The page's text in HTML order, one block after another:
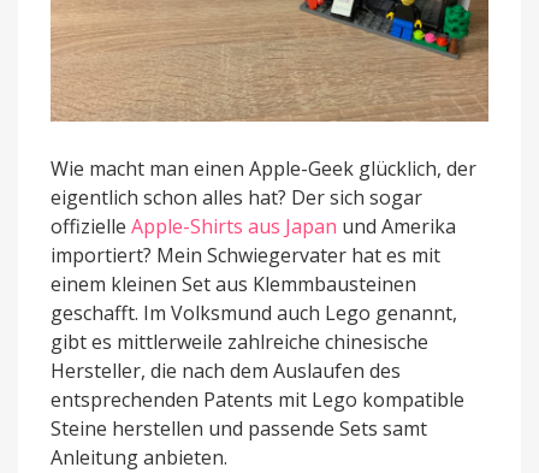
Wie macht man einen Apple-Geek glücklich, der
eigentlich schon alles hat? Der sich sogar
offizielle Apple-Shirts aus Japan und Amerika
importiert? Mein Schwiegervater hat es mit
einem kleinen Set aus Klemmbausteinen
geschafft. Im Volksmund auch Lego genannt,
gibt es mittlerweile zahlreiche chinesische
Hersteller, die nach dem Auslaufen des
entsprechenden Patents mit Lego kompatible
Steine herstellen und passende Sets samt
Anleitung anbieten.